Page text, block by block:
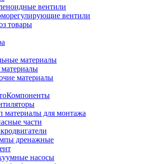
вентили
вентили
товары
материалы
материалы
материалы для монтажа
части
дренажные
насосы